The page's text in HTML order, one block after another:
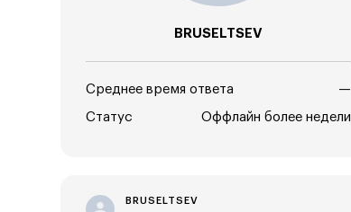
BRUSELTSEV
Среднее время ответа —
Статус Оффлайн более недели
BRUSELTSEV